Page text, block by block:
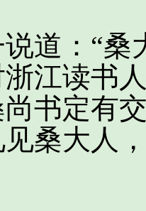
：“桑
江读书
书定有
桑大人